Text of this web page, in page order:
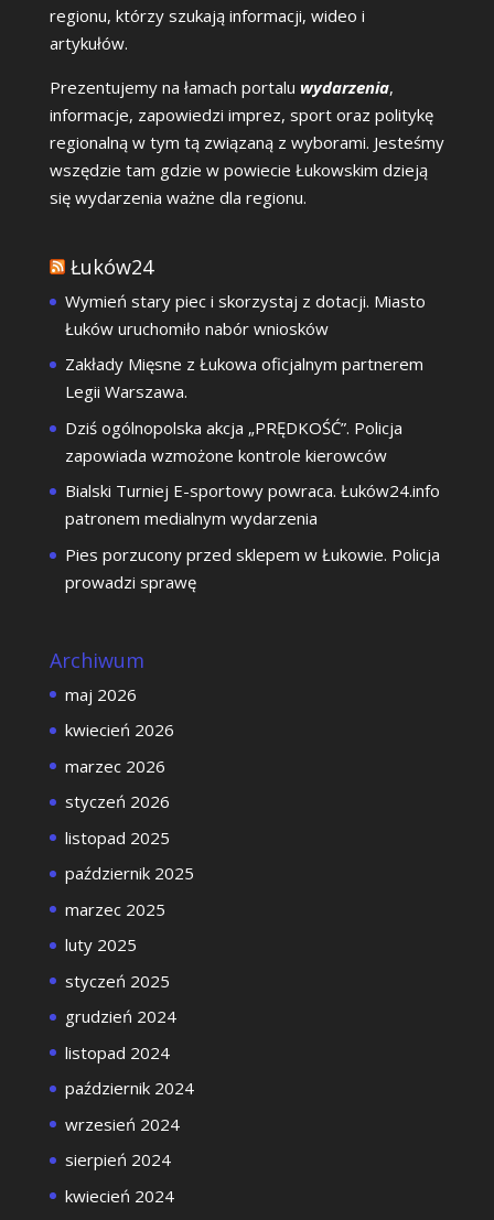
regionu, którzy szukają informacji, wideo i
artykułów.
Prezentujemy na łamach portalu wydarzenia,
informacje, zapowiedzi imprez, sport oraz politykę
regionalną w tym tą związaną z wyborami. Jesteśmy
wszędzie tam gdzie w powiecie Łukowskim dzieją
się wydarzenia ważne dla regionu.
Łuków24
Wymień stary piec i skorzystaj z dotacji. Miasto
Łuków uruchomiło nabór wniosków
Zakłady Mięsne z Łukowa oficjalnym partnerem
Legii Warszawa.
Dziś ogólnopolska akcja „PRĘDKOŚĆ”. Policja
zapowiada wzmożone kontrole kierowców
Bialski Turniej E-sportowy powraca. Łuków24.info
patronem medialnym wydarzenia
Pies porzucony przed sklepem w Łukowie. Policja
prowadzi sprawę
Archiwum
maj 2026
kwiecień 2026
marzec 2026
styczeń 2026
listopad 2025
październik 2025
marzec 2025
luty 2025
styczeń 2025
grudzień 2024
listopad 2024
październik 2024
wrzesień 2024
sierpień 2024
kwiecień 2024